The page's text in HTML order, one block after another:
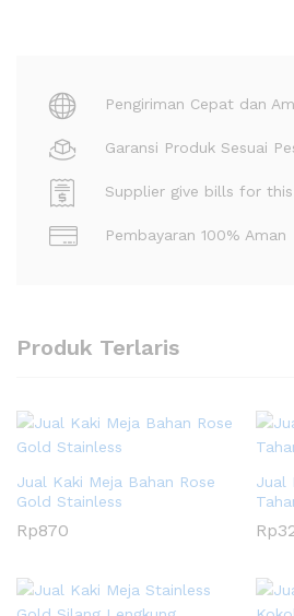
Pengiriman Cepat dan
Garansi Produk Sesuai
Supplier give bills for
Pembayaran 100% Aman
Produk Terlaris
Jual Kaki Meja Bahan Rose
Gold Stainless
Rp870
Jual
Rp